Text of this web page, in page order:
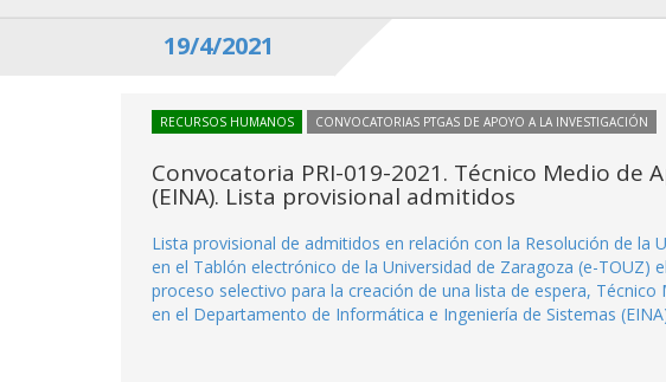
19/4/2021
RECURSOS HUMANOS CONVOCATORIAS PTGAS DE APOYO A LA INVESTIGACIÓN
Convocatoria PRI-019-2021. Técnico Medio de
(EINA). Lista provisional admitidos
Lista provisional de admitidos en relación con la Resolución de la
en el Tablón electrónico de la Universidad de Zaragoza (e-TOUZ)
proceso selectivo para la creación de una lista de espera,
en el Departamento de Informática e Ingeniería de Sistemas